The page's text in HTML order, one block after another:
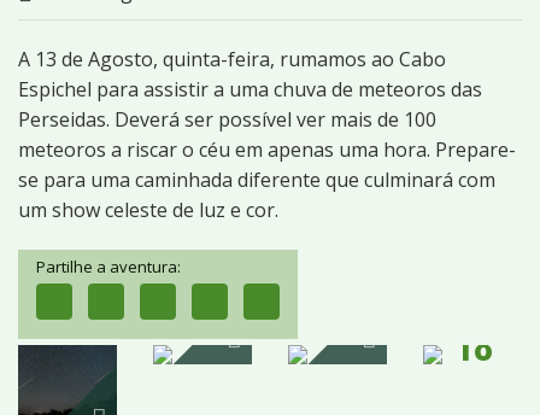
A 13 de Agosto, quinta-feira, rumamos ao Cabo
Espichel para assistir a uma chuva de meteoros das
Perseidas. Deverá ser possível ver mais de 100
meteoros a riscar o céu em apenas uma hora. Prepare-
se para uma caminhada diferente que culminará com
um show celeste de luz e cor.
Partilhe a aventura:
18
IMAGENS